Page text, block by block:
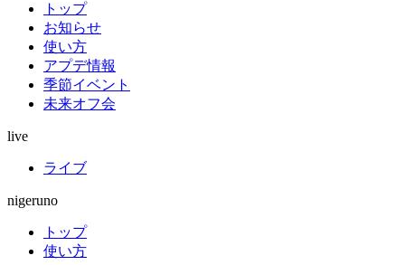
トップ
お知らせ
使い方
アプデ情報
季節イベント
未来オフ会
live
ライブ
nigeruno
トップ
使い方